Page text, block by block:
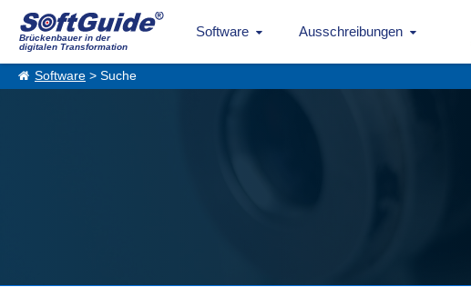
Brückenbauer in der
digitalen Transformation
Software Ausschreibungen
Software > Suche